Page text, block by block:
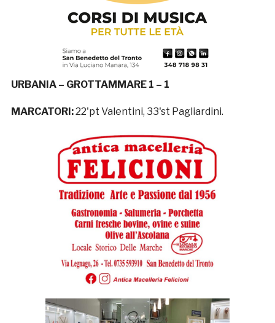
URBANIA – GROTTAMMARE 1 – 1
MARCATORI:22'pt Valentini, 33'st Pagliardini.